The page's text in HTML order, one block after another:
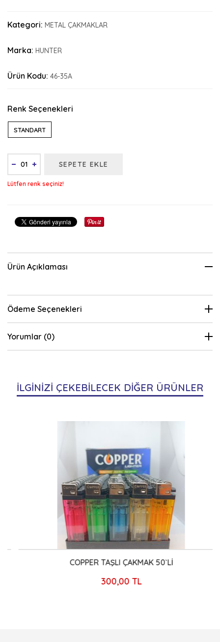
Kategori: METAL ÇAKMAKLAR
Marka: HUNTER
Ürün Kodu: 46-35A
Renk Seçenekleri
STANDART
SEPETE EKLE
Lütfen renk seçiniz!
Ürün Açıklaması
Ödeme Seçenekleri
Yorumlar (0)
İLGİNİZİ ÇEKEBİLECEK DİĞER ÜRÜNLER
COPPER TAŞLI ÇAKMAK 50`Lİ
300,00 TL